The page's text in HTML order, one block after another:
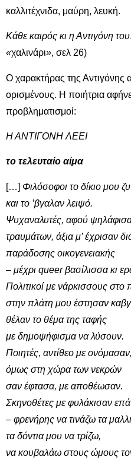
καλλιτέχνιδα, μαύρη, λευκή.
Κάθε καιρός κι η Αντιγόνη του
«χαλινάρι», σελ 26)
Ο χαρακτήρας της Αντιγόνης
ορισμένους. Η ποιήτρια
προβληματισμοί:
Η ΑΝΤΙΓΟΝΗ ΛΕΕΙ
το τελευταίο αίμα
[…] Φιλόσοφοι το δίκιο μου
και το ’βγαλαν λειψό.
Ψυχαναλυτές, αφού
τραυμάτων, άξια μ’ έχρισαν
παράδοσης οικογενειακής
‒ μέχρι queerβασίλισσα κι
Πολιτικοί με νάρκισσους στο
στην πλάτη μου έστησαν
θέλαν το θέμα της ταφής
με δημοψήφισμα να λύσουν.
Ποιητές, αντίθεο με ονόμασαν,
όμως στη χώρα των νεκρών
σαν έφτασα, με αποθέωσαν.
Σκηνοθέτες με φυλάκισαν
‒ φρενήρης να τινάζω τα
τα δόντια μου να τρίζω,
να κουβαλάω στους ώμους